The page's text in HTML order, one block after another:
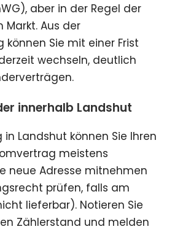
aber in der Regel der
Aus der
können Sie mit einer Frist
wechseln, deutlich
innerhalb Landshut
in Landshut können Sie Ihren
meistens
neue Adresse mitnehmen
prüfen, falls am
lieferbar). Notieren Sie
Zählerstand und melden